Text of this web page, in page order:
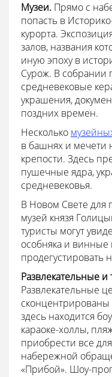
Музеи. Прямо с
попасть в
курорта.
залов, названия
иную эпоху в
Сурож. В собрании
средневековые
украшения,
поздних времен.
Несколько
в башнях и мечети
крепости. Здесь
пушечные ядра,
средневековья.
В Новом Свете для
музей князя
туристы могут
особняка и винные
продегустировать
Развлекательные
Развлекательные
здесь находится
караоке-холлы,
приобрести все
набережной
«Прибой». Шоу-